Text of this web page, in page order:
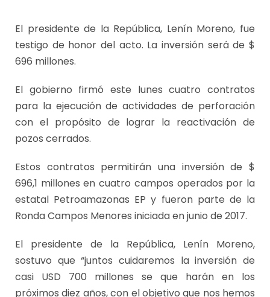
El presidente de la República, Lenín Moreno, fue
testigo de honor del acto. La inversión será de $
696 millones.
El gobierno firmó este lunes cuatro contratos
para la ejecución de actividades de perforación
con el propósito de lograr la reactivación de
pozos cerrados.
Estos contratos permitirán una inversión de $
696,1 millones en cuatro campos operados por la
estatal Petroamazonas EP y fueron parte de la
Ronda Campos Menores iniciada en junio de 2017.
El presidente de la República, Lenín Moreno,
sostuvo que “juntos cuidaremos la inversión de
casi USD 700 millones se que harán en los
próximos diez años, con el objetivo que nos hemos